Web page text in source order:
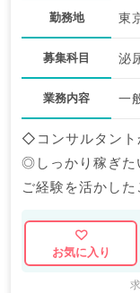
勤務地 東
募集科目 泌
業務内容 一
◇コンサルタン
◎しっかり稼ぎた
ご経験を活かした
マイナビ
関求人はもちろ
掲載情報以外に
お気に入り